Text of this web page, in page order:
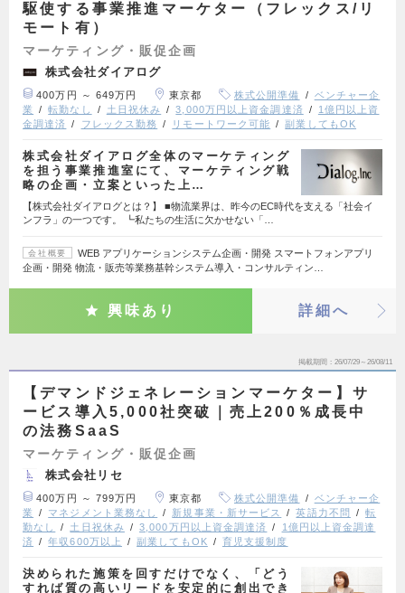
駆使する事業推進マーケター（フレックス/リ
モート有）
マーケティング・販促企画
株式会社ダイアログ
400万円 ～ 649万円 東京都 株式公開準備
ベンチャー企
業
転勤なし 土日祝休み 3,000万円以上資金調達済
1億円以上資
金調達済
フレックス勤務 リモートワーク可能 副業してもOK
株式会社ダイアログ全体のマーケティング
を担う事業推進室にて、マーケティング戦
略の企画・立案といった上…
【株式会社ダイアログとは？】 ■物流業界は、昨今のEC時代を支える「社会イ
ンフラ」の一つです。 ┗私たちの生活に欠かせない「…
会社概要
WEB アプリケーションシステム企画・開発 スマートフォンアプリ
企画・開発 物流・販売等業務基幹システム導入・コンサルティン…
興味あり 詳細へ
掲載期間 26/07/29～26/08/11
【デマンドジェネレーションマーケター】サ
ービス導入5,000社突破｜売上200％成長中
の法務SaaS
マーケティング・販促企画
株式会社リセ
400万円 ～ 799万円 東京都 株式公開準備
ベンチャー企
業
マネジメント業務なし 新規事業・新サービス 英語力不問
転
勤なし
土日祝休み 3,000万円以上資金調達済
1億円以上資金調達
済
年収600万以上 副業してもOK 育児支援制度
決められた施策を回すだけでなく、「どう
すれば質の高いリードを安定的に創出でき